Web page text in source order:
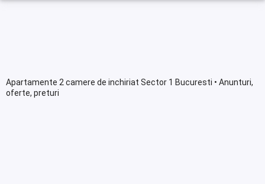
Apartamente 2 camere de inchiriat Sector 1 Bucuresti • Anunturi,
oferte, preturi